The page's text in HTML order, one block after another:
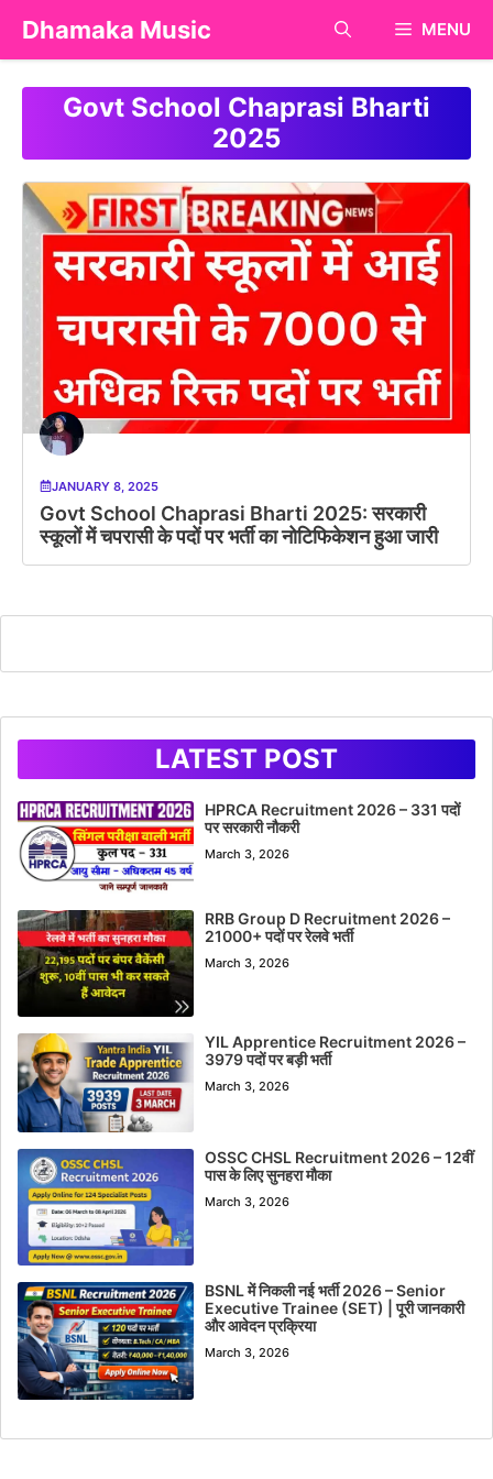
Skip
content
Dhamaka Music MENU
Govt School Chaprasi Bharti
2025
JANUARY 8, 2025
Govt School Chaprasi Bharti 2025: सरकारी
स्कूलों में चपरासी के पदों पर भर्ती का नोटिफिकेशन हुआ जारी
LATEST POST
HPRCA Recruitment 2026 – 331 पदों
पर सरकारी नौकरी
March 3, 2026
RRB Group D Recruitment 2026 –
21000+ पदों पर रेलवे भर्ती
March 3, 2026
YIL Apprentice Recruitment 2026 –
3979 पदों पर बड़ी भर्ती
March 3, 2026
OSSC CHSL Recruitment 2026 – 12वीं
पास के लिए सुनहरा मौका
March 3, 2026
BSNL में निकली नई भर्ती 2026 – Senior
Executive Trainee (SET) | पूरी जानकारी
और आवेदन प्रक्रिया
March 3, 2026